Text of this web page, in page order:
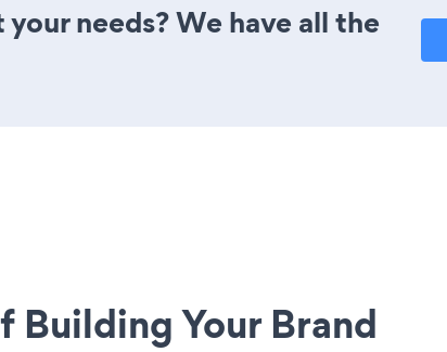
needs? We have all the
Building Your Brand